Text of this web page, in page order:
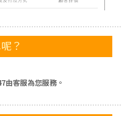
？
由客服為您服務。